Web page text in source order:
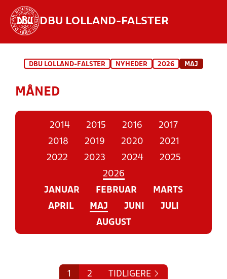
DBU LOLLAND-FALSTER
STILLINGER, RESULTATER, KLUBBER OG
DBU LOLLAND-FALSTER NYHEDER 2026 MAJ
MÅNED
2014 2015 2016
2017
2018
2019 2020
2021
2022
2023 2024
2025
2026
JANUAR
FEBRUAR
MARTS
APRIL
MAJ JUNI
JULI
AUGUST
1 2 TIDLIGERE